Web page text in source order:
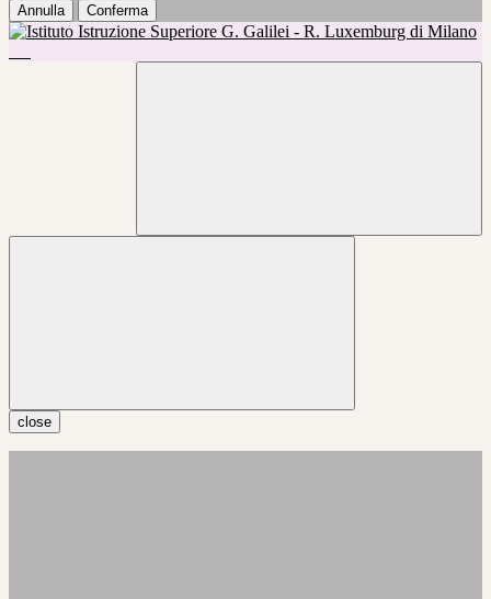
Annulla Conferma
close